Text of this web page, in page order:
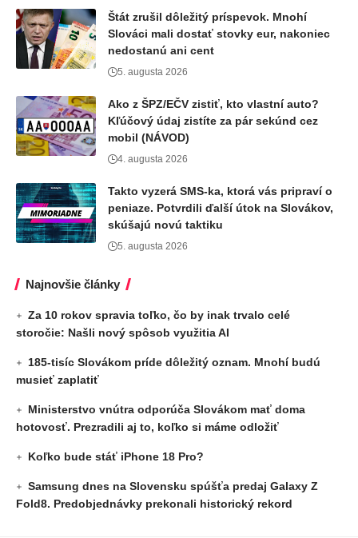
Štát zrušil dôležitý príspevok. Mnohí
Slováci mali dostať stovky eur, nakoniec
nedostanú ani cent
5. augusta 2026
Ako z ŠPZ/EČV zistiť, kto vlastní auto?
Kľúčový údaj zistíte za pár sekúnd cez
mobil (NÁVOD)
4. augusta 2026
Takto vyzerá SMS-ka, ktorá vás pripraví o
peniaze. Potvrdili ďalší útok na Slovákov,
skúšajú novú taktiku
5. augusta 2026
Najnovšie články
Za 10 rokov spravia toľko, čo by inak trvalo celé
storočie: Našli nový spôsob využitia AI
185-tisíc Slovákom príde dôležitý oznam. Mnohí budú
musieť zaplatiť
Ministerstvo vnútra odporúča Slovákom mať doma
hotovosť. Prezradili aj to, koľko si máme odložiť
Koľko bude stáť iPhone 18 Pro?
Samsung dnes na Slovensku spúšťa predaj Galaxy Z
Fold8. Predobjednávky prekonali historický rekord